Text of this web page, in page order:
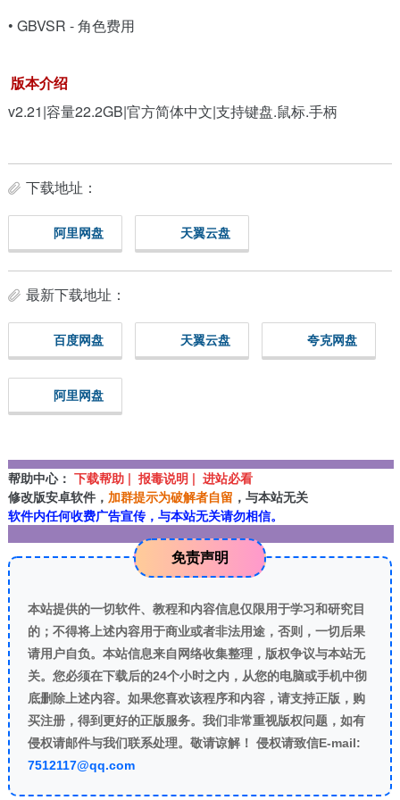
• GBVSR - 角色费用
版本介绍
v2.21|容量22.2GB|官方简体中文|支持键盘.鼠标.手柄
下载地址：
阿里网盘 天翼云盘
最新下载地址：
百度网盘 天翼云盘 夸克网盘
阿里网盘
帮助中心： 下载帮助 | 报毒说明 | 进站必看
修改版安卓软件， 加群提示为破解者自留 ，与本站无关
软件内任何收费广告宣传，与本站无关请勿相信。
免责声明
本站提供的一切软件、教程和内容信息仅限用于学习和研究目
的；不得将上述内容用于商业或者非法用途，否则，一切后果
请用户自负。本站信息来自网络收集整理，版权争议与本站无
关。您必须在下载后的24个小时之内，从您的电脑或手机中彻
底删除上述内容。如果您喜欢该程序和内容，请支持正版，购
买注册，得到更好的正版服务。我们非常重视版权问题，如有
侵权请邮件与我们联系处理。敬请谅解！ 侵权请致信E-mail:
7512117@qq.com